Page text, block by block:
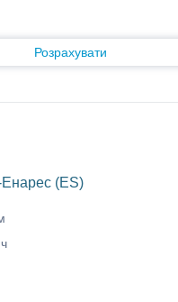
Розрахувати
(ES)